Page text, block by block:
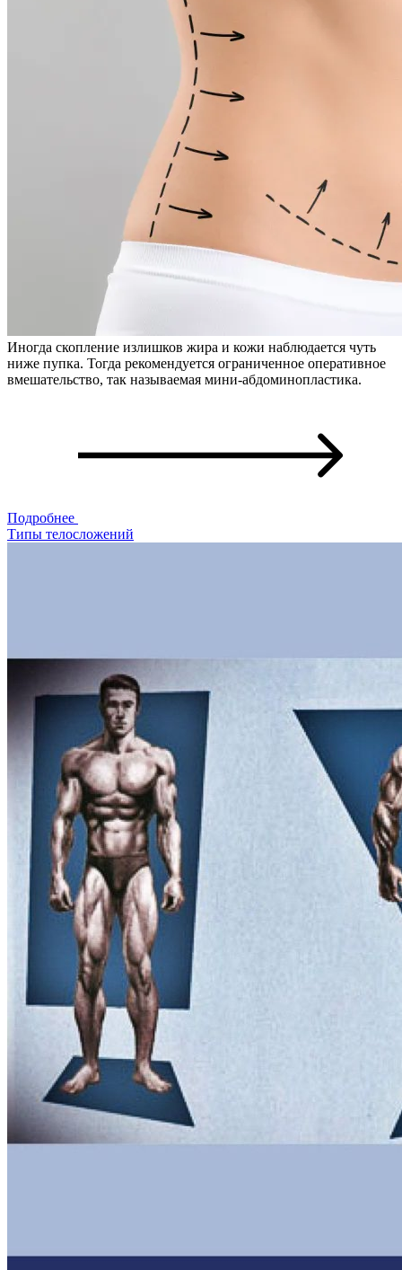
Иногда скопление излишков жира и кожи наблюдается чуть
ниже пупка. Тогда рекомендуется ограниченное оперативное
вмешательство, так называемая мини-абдоминопластика.
Подробнее
Типы телосложений